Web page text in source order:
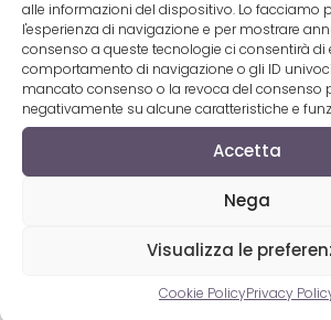
alle informazioni del dispositivo. Lo facciamo
l'esperienza di navigazione e per mostrare
consenso a queste tecnologie ci consentirà di
comportamento di navigazione o gli ID
mancato consenso o la revoca del consenso
negativamente su alcune caratteristiche e
Accetta
Nega
Visualizza le
Cookie PolicyPrivacy
Rosario Miraggio a
15 Febbraio 2009
Lascia un